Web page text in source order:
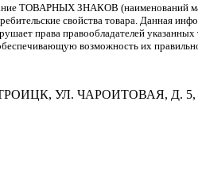
ТОВАРНЫХ ЗНАКОВ (наименований
свойства товара. Данная
права правообладателей
возможность их
УЛ. ЧАРОИТОВАЯ, Д. 5,